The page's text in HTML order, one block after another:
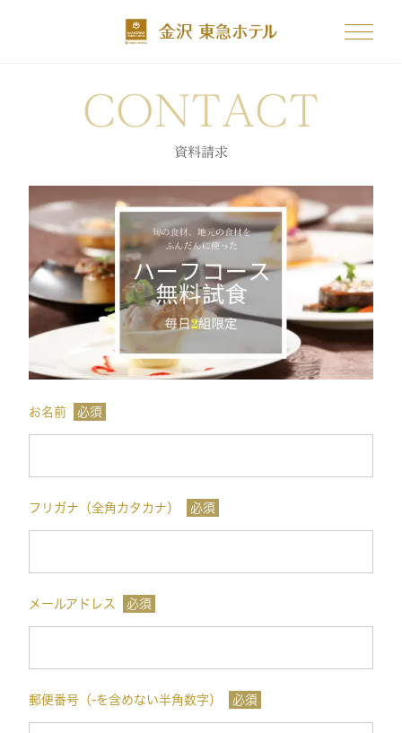
CONTACT
資料請求
お名前 必須
フリガナ（全角カタカナ） 必須
メールアドレス 必須
郵便番号（-を含めない半角数字） 必須